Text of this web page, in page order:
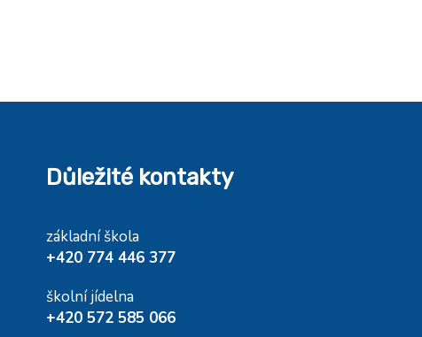
Důležité kontakty
základní škola
+420 774 446 377
školní jídelna
+420 572 585 066